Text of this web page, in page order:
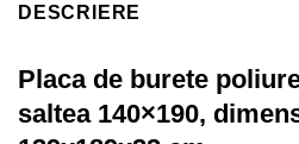
DESCRIERE
Placa de burete
saltea 140×190,